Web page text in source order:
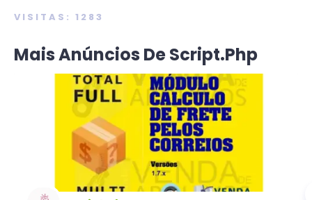
VISITAS: 1283
Mais Anúncios De Script.php